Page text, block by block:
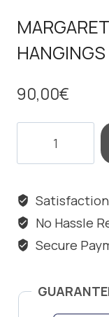
HANGINGS
90,00€
AMPHITHEATER
ποσότητα
No Hassle
Secure